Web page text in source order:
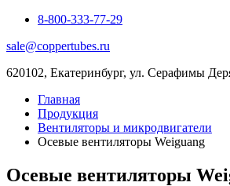
8-800-333-77-29
sale@coppertubes.ru
620102, Екатеринбург, ул. Серафимы
Главная
Продукция
Вентиляторы и микродвигатели
Осевые вентиляторы Weiguang
Осевые вентиляторы